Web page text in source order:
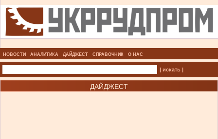
НОВОСТИ АНАЛИТИКА ДАЙДЖЕСТ СПРАВОЧНИК О НАС
| искать |
ДАЙДЖЕСТ